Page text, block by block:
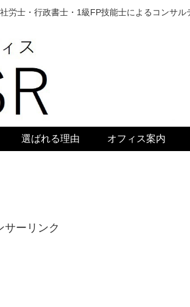
労士・行政書士・1級FP技能士によるコンサ
選ばれる理由 オフィス案内
サーリンク